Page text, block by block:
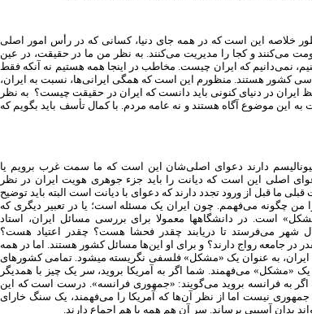
خلاصه این است که در همه‌ جای دنیا، کسانی که در رأس امور اصلی
می‌کنند و کجا را مدیریت می‌کنند. به نظر من ما در حقیقت، در عین
نمی‌دانیم که ایران چیست. مخاطب در اینجا همه هستیم نه آنکه فقط
کشور هستند. منظورم این است که همگی ایرانی‌ها، نسبت به ایران،
ایران در دنیای کنونی باید دانست که ایران در حقیقت چیست؟ به نظر
این موضوع آگاه هستند و نه عامه مردم. با کمال تأسف باید بگویم که
دارند دعوای اصلی‌شان این است که ما سمت غرب برویم یا
اصلی این است که دیانت را باید جزء جوهری هویت ایران در نظر
ما قبل از ورود تجدد دارند که دعوای با دیانت است البته باید توضیح
چگونه می‌فهمم. چون ایران یک مسئله است؛ یا در تعبیر دیگری که
است. در دانشگاهها معمولا برای بررسی مسائل ایران، استاد
شهر می‌فرستد تا دریابند چقدر فحشا هست؟ چقدر اعتیاد هست؟
جامعه رواج دارند؟ و برای او این‌ها مسائل کشور هستند. اما در همه
ایران، به عنوان یک «مشکل» فلسفی نگریسته میشود. تمامی کشورهای
«مشکل» می‌فهمند. شما اگر به آمریکا بروید، سر یک چیز با همدیگر
اگر به فرانسه بروید می‌گویند: «جمهوری فرانسه». درست است که این
نیست اما از نظر آن‌ها که آمریکا را می‌فهمند، یک سنگ خارای
بدان آسیبی برساند. سر آن هم همه با هم اجماع دارند.